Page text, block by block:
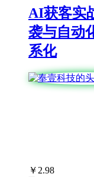
AI获客实
袭与自动
系化
￥ 2.98